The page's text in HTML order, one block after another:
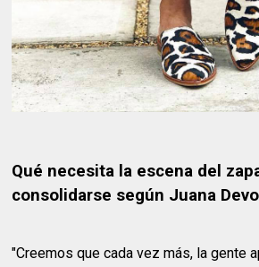
Qué necesita la escena del
consolidarse según Juana
"Creemos que cada vez más, la gente